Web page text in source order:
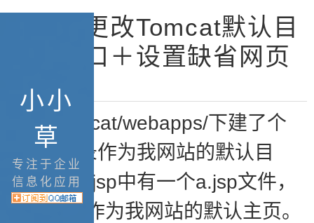
小小
草
专注于企业
信息化应用
［转］更改Tomcat默认目
录＋端口＋设置缺省网页
的方法
我在$tomcat/webapps/下建了个
myjsp目录作为我网站的默认目
录，在myjsp中有一个a.jsp文件，
该文件要作为我网站的默认主页。